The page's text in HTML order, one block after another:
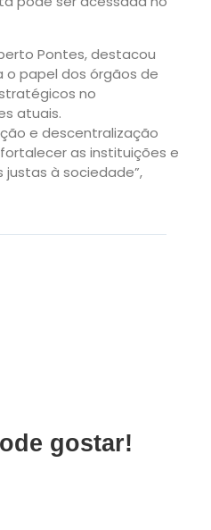
Pontes, destacou
o papel dos órgãos de
no
atuais.
e descentralização
as instituições e
à sociedade”,
gostar!
Capitão Alberto